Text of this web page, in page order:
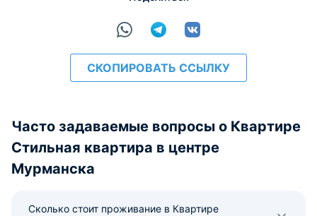
СКОПИРОВАТЬ ССЫЛКУ
Часто задаваемые вопросы о Квартире
Стильная квартира в центре
Мурманска
Сколько стоит проживание в Квартире